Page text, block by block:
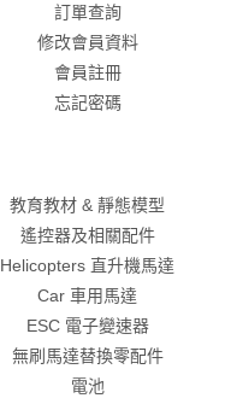
訂單查詢
修改會員資料
會員註冊
忘記密碼
教育教材 & 靜態模型
遙控器及相關配件
Helicopters 直升機馬達
Car 車用馬達
ESC 電子變速器
無刷馬達替換零配件
電池